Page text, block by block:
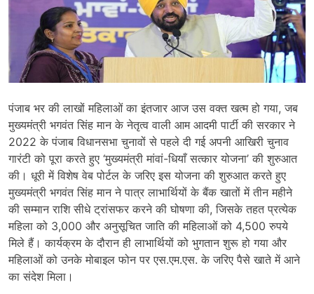
पंजाब भर की लाखों महिलाओं का इंतजार आज उस वक्त खत्म हो गया, जब
मुख्यमंत्री भगवंत सिंह मान के नेतृत्व वाली आम आदमी पार्टी की सरकार ने
2022 के पंजाब विधानसभा चुनावों से पहले दी गई अपनी आखिरी चुनाव
गारंटी को पूरा करते हुए ‘मुख्यमंत्री मांवां-धियाँ सत्कार योजना’ की शुरुआत
की। धूरी में विशेष वेब पोर्टल के जरिए इस योजना की शुरुआत करते हुए
मुख्यमंत्री भगवंत सिंह मान ने पात्र लाभार्थियों के बैंक खातों में तीन महीने
की सम्मान राशि सीधे ट्रांसफर करने की घोषणा की, जिसके तहत प्रत्येक
महिला को 3,000 और अनुसूचित जाति की महिलाओं को 4,500 रुपये
मिले हैं। कार्यक्रम के दौरान ही लाभार्थियों को भुगतान शुरू हो गया और
महिलाओं को उनके मोबाइल फोन पर एस.एम.एस. के जरिए पैसे खाते में आने
का संदेश मिला।